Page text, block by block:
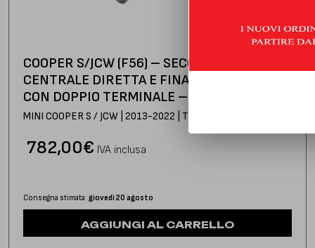
COOPER S/JCW (F56) – SECONDA SEZIONE
CENTRALE DIRETTA E FINALE SILENZIATO
CON DOPPIO TERMINALE – Ø70
MINI COOPER S / JCW | 2013-2022 | TYPE F56
€
782,00 IVA inclusa
Consegna stimata: giovedì 20 agosto
AGGIUNGI AL CARRELLO